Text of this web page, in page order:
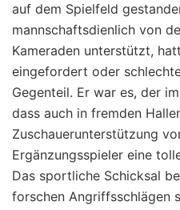
auf dem Spielfeld
mannschaftsdienlich von
Kameraden unterstützt,
eingefordert oder
Gegenteil. Er war es, der
dass auch in fremden
Zuschauerunterstützung
Ergänzungsspieler eine
Das sportliche Schicksal
forschen Angriffsschlägen